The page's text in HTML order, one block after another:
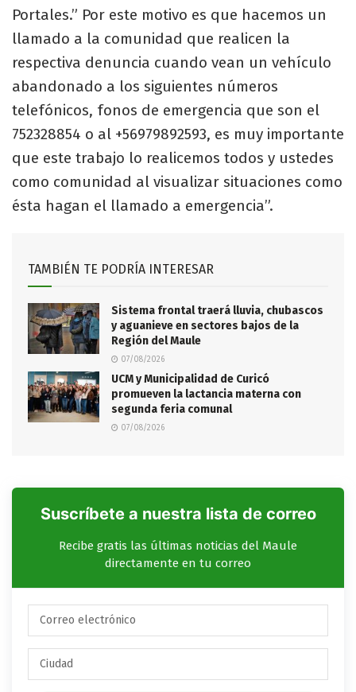
Portales.” Por este motivo es que hacemos un
llamado a la comunidad que realicen la
respectiva denuncia cuando vean un vehículo
abandonado a los siguientes números
telefónicos, fonos de emergencia que son el
752328854 o al +56979892593, es muy importante
que este trabajo lo realicemos todos y ustedes
como comunidad al visualizar situaciones como
ésta hagan el llamado a emergencia”.
TAMBIÉN TE PODRÍA INTERESAR
Sistema frontal traerá lluvia, chubascos
y aguanieve en sectores bajos de la
Región del Maule
07/08/2026
UCM y Municipalidad de Curicó
promueven la lactancia materna con
segunda feria comunal
07/08/2026
Suscríbete a nuestra lista de correo
Recibe gratis las últimas noticias del Maule
directamente en tu correo